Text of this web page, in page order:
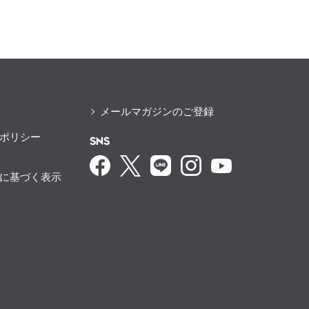
リシー
基づく表示
メールマガジンのご登録
SNS